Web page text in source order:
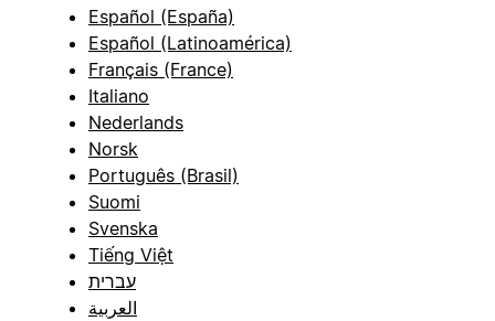
Español (España)
Español (Latinoamérica)
Français (France)
Italiano
Nederlands
Norsk
Português (Brasil)
Suomi
Svenska
Tiếng Việt
עברית
العربية